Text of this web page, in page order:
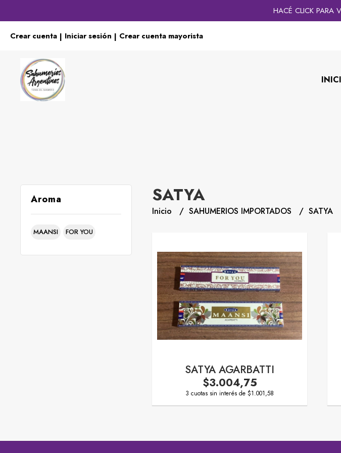
HACÉ CLICK PARA
Crear cuenta | Iniciar sesión | Crear cuenta mayorista
Aroma
MAANSI FOR YOU
SATYA
Inicio SAHUMERIOS IMPORTADOS SATYA
SATYA AGARBATTI
$3.004,75
3 cuotas sin interés de $1.001,58